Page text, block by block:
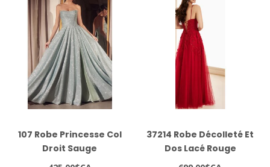
107 Robe Princesse Col
Droit Sauge
37214 Robe Décolleté Et
Dos Lacé Rouge